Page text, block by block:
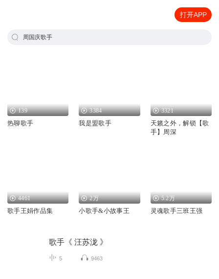
打开APP
周国庆歌手
139
热聊歌手
3384
我是盟歌手
3321
天籁之外，解锁【歌
手】周深
4461
歌手王娟作品集
2万
小歌手&小故事王
5.2万
灵魂歌手三班王强
歌手《 汪苏泷 》
5 9463